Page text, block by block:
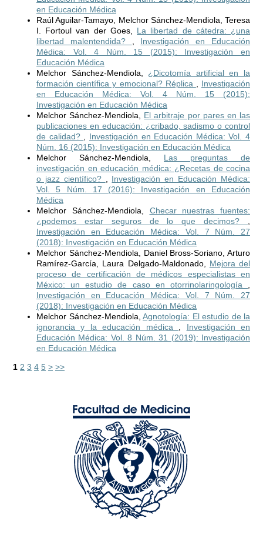
en Educación Médica
Raúl Aguilar-Tamayo, Melchor Sánchez-Mendiola, Teresa
I. Fortoul van der Goes, La libertad de cátedra: ¿una
libertad malentendida? , Investigación en Educación
Médica: Vol. 4 Núm. 15 (2015): Investigación en
Educación Médica
Melchor Sánchez-Mendiola, ¿Dicotomía artificial en la
formación científica y emocional? Réplica , Investigación
en Educación Médica: Vol. 4 Núm. 15 (2015):
Investigación en Educación Médica
Melchor Sánchez-Mendiola, El arbitraje por pares en las
publicaciones en educación: ¿cribado, sadismo o control
de calidad? , Investigación en Educación Médica: Vol. 4
Núm. 16 (2015): Investigación en Educación Médica
Melchor Sánchez-Mendiola, Las preguntas de
investigación en educación médica: ¿Recetas de cocina
o jazz científico? , Investigación en Educación Médica:
Vol. 5 Núm. 17 (2016): Investigación en Educación
Médica
Melchor Sánchez-Mendiola, Checar nuestras fuentes:
¿podemos estar seguros de lo que decimos? ,
Investigación en Educación Médica: Vol. 7 Núm. 27
(2018): Investigación en Educación Médica
Melchor Sánchez-Mendiola, Daniel Bross-Soriano, Arturo
Ramírez-García, Laura Delgado-Maldonado, Mejora del
proceso de certificación de médicos especialistas en
México: un estudio de caso en otorrinolaringología ,
Investigación en Educación Médica: Vol. 7 Núm. 27
(2018): Investigación en Educación Médica
Melchor Sánchez-Mendiola, Agnotología: El estudio de la
ignorancia y la educación médica , Investigación en
Educación Médica: Vol. 8 Núm. 31 (2019): Investigación
en Educación Médica
1 2 3 4 5 > >>